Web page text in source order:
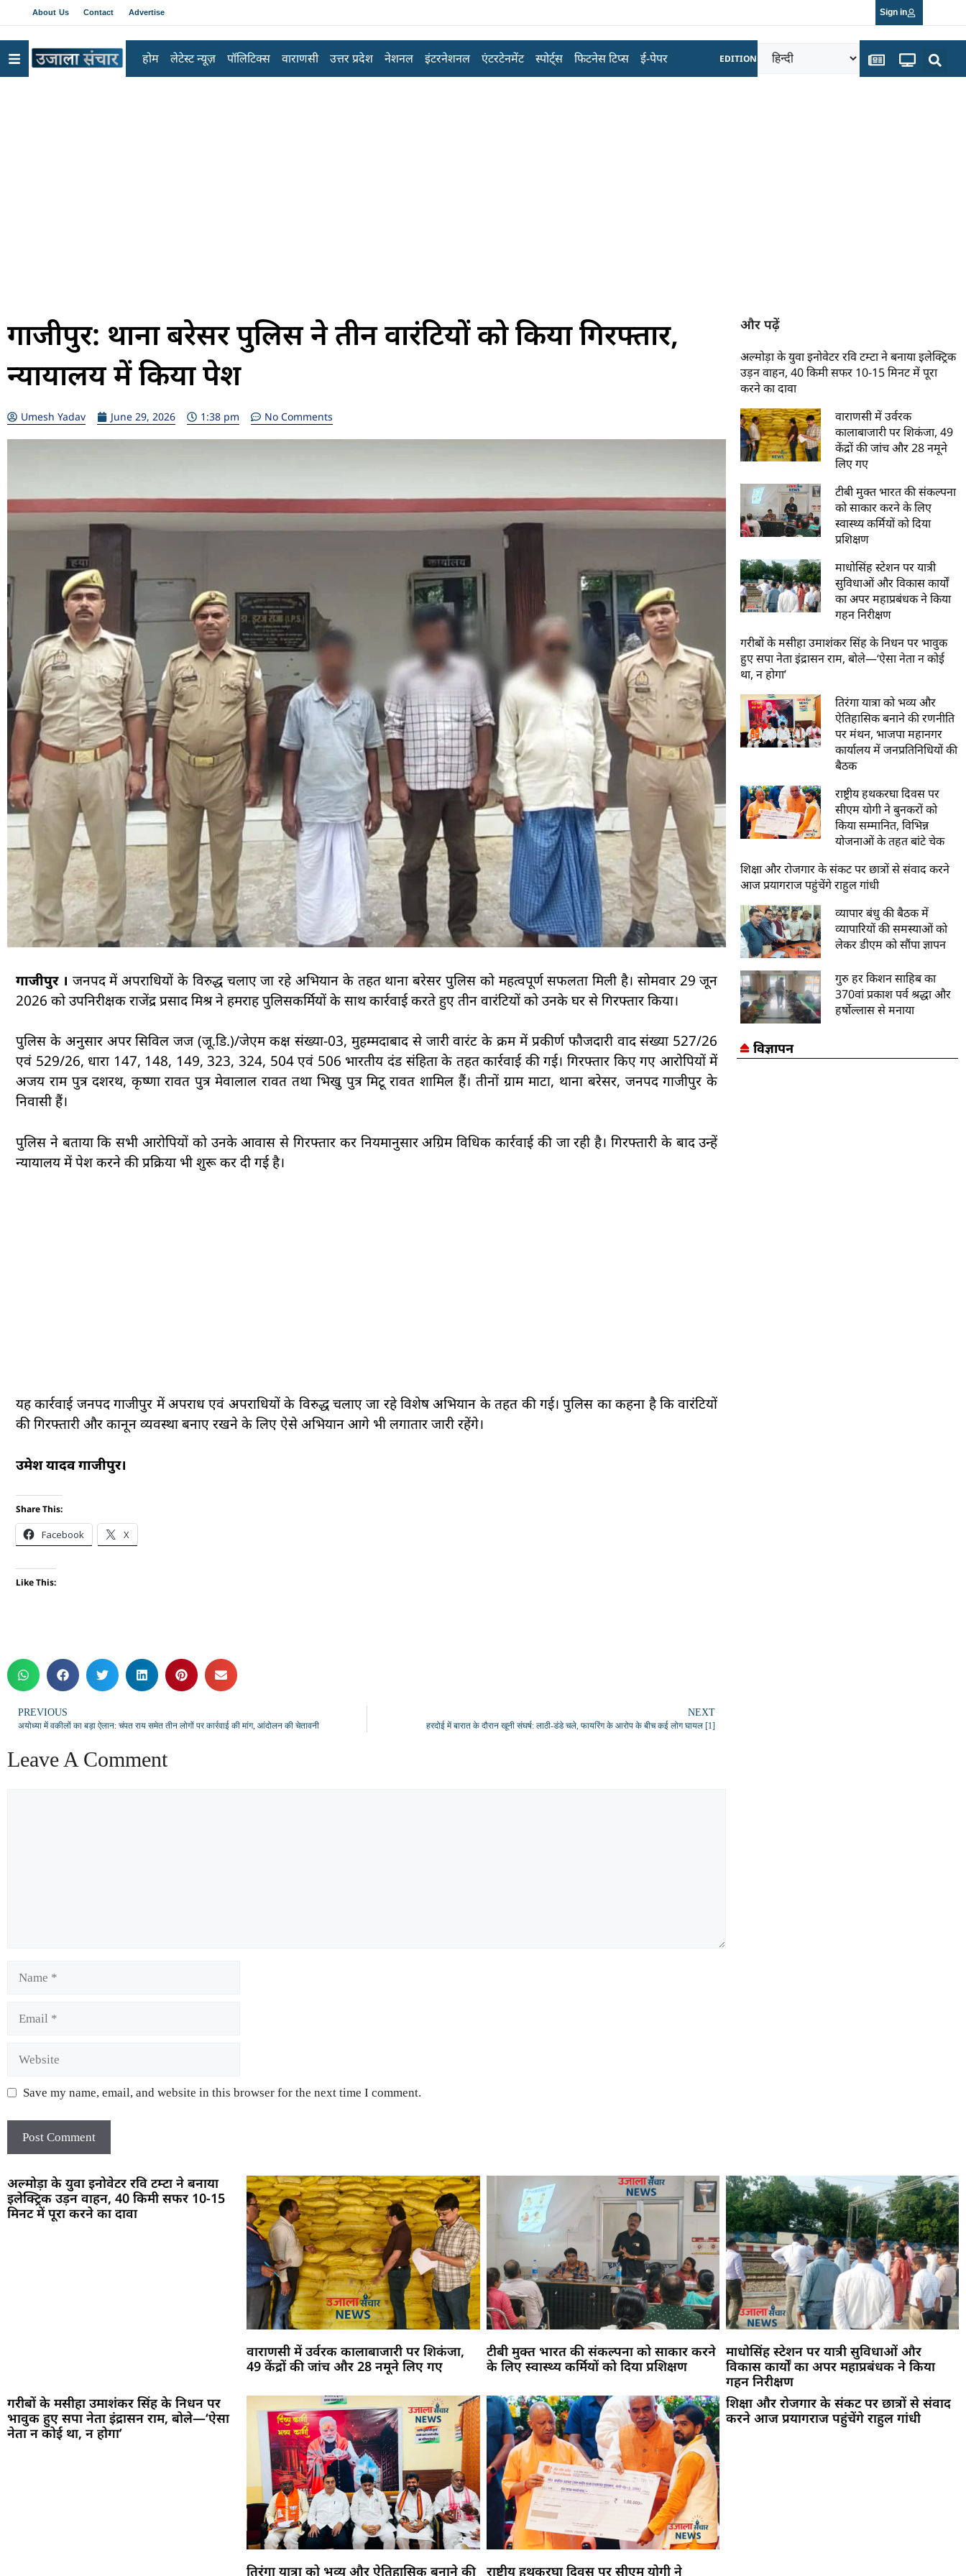
About Us Contact Advertise Sign in
होम लेटेस्ट न्यूज़ पॉलिटिक्स वाराणसी उत्तर प्रदेश नेशनल इंटरनेशनल एंटरटेनमेंट स्पोर्ट्स फिटनेस टिप्स ई-पेपर EDITION
गाजीपुर: थाना बरेसर पुलिस ने तीन वारंटियों को किया गिरफ्तार,
न्यायालय में किया पेश
Umesh Yadav June 29, 2026 1:38 pm No Comments
गाजीपुर । जनपद में अपराधियों के विरुद्ध चलाए जा रहे अभियान के तहत थाना बरेसर पुलिस को महत्वपूर्ण सफलता मिली है। सोमवार 29 जून
2026 को उपनिरीक्षक राजेंद्र प्रसाद मिश्र ने हमराह पुलिसकर्मियों के साथ कार्रवाई करते हुए तीन वारंटियों को उनके घर से गिरफ्तार किया।
पुलिस के अनुसार अपर सिविल जज (जू.डि.)/जेएम कक्ष संख्या-03, मुहम्मदाबाद से जारी वारंट के क्रम में प्रकीर्ण फौजदारी वाद संख्या 527/26
एवं 529/26, धारा 147, 148, 149, 323, 324, 504 एवं 506 भारतीय दंड संहिता के तहत कार्रवाई की गई। गिरफ्तार किए गए आरोपियों में
अजय राम पुत्र दशरथ, कृष्णा रावत पुत्र मेवालाल रावत तथा भिखु पुत्र मिटू रावत शामिल हैं। तीनों ग्राम माटा, थाना बरेसर, जनपद गाजीपुर के
निवासी हैं।
पुलिस ने बताया कि सभी आरोपियों को उनके आवास से गिरफ्तार कर नियमानुसार अग्रिम विधिक कार्रवाई की जा रही है। गिरफ्तारी के बाद उन्हें
न्यायालय में पेश करने की प्रक्रिया भी शुरू कर दी गई है।
यह कार्रवाई जनपद गाजीपुर में अपराध एवं अपराधियों के विरुद्ध चलाए जा रहे विशेष अभियान के तहत की गई। पुलिस का कहना है कि वारंटियों
की गिरफ्तारी और कानून व्यवस्था बनाए रखने के लिए ऐसे अभियान आगे भी लगातार जारी रहेंगे।
उमेश यादव गाजीपुर।
Share This:
Facebook X
Like This:
PREVIOUS
अयोध्या में वकीलों का बड़ा ऐलान: चंपत राय समेत तीन लोगों पर कार्रवाई की मांग, आंदोलन की चेतावनी
NEXT
हरदोई में बारात के दौरान खूनी संघर्ष: लाठी-डंडे चले, फायरिंग के आरोप के बीच कई लोग घायल [1]
Leave A Comment
Save my name, email, and website in this browser for the next time I comment.
और पढ़ें
अल्मोड़ा के युवा इनोवेटर रवि टम्टा ने बनाया इलेक्ट्रिक
उड़न वाहन, 40 किमी सफर 10-15 मिनट में पूरा
करने का दावा
वाराणसी में उर्वरक
कालाबाजारी पर शिकंजा, 49
केंद्रों की जांच और 28 नमूने
लिए गए
टीबी मुक्त भारत की संकल्पना
को साकार करने के लिए
स्वास्थ्य कर्मियों को दिया
प्रशिक्षण
माधोसिंह स्टेशन पर यात्री
सुविधाओं और विकास कार्यों
का अपर महाप्रबंधक ने किया
गहन निरीक्षण
गरीबों के मसीहा उमाशंकर सिंह के निधन पर भावुक
हुए सपा नेता इंद्रासन राम, बोले—‘ऐसा नेता न कोई
था, न होगा’
तिरंगा यात्रा को भव्य और
ऐतिहासिक बनाने की रणनीति
पर मंथन, भाजपा महानगर
कार्यालय में जनप्रतिनिधियों की
बैठक
राष्ट्रीय हथकरघा दिवस पर
सीएम योगी ने बुनकरों को
किया सम्मानित, विभिन्न
योजनाओं के तहत बांटे चेक
शिक्षा और रोजगार के संकट पर छात्रों से संवाद करने
आज प्रयागराज पहुंचेंगे राहुल गांधी
व्यापार बंधु की बैठक में
व्यापारियों की समस्याओं को
लेकर डीएम को सौंपा ज्ञापन
गुरु हर किशन साहिब का
370वां प्रकाश पर्व श्रद्धा और
हर्षोल्लास से मनाया
विज्ञापन
अल्मोड़ा के युवा इनोवेटर रवि टम्टा ने बनाया
इलेक्ट्रिक उड़न वाहन, 40 किमी सफर 10-15
मिनट में पूरा करने का दावा
वाराणसी में उर्वरक कालाबाजारी पर शिकंजा,
49 केंद्रों की जांच और 28 नमूने लिए गए
टीबी मुक्त भारत की संकल्पना को साकार करने
के लिए स्वास्थ्य कर्मियों को दिया प्रशिक्षण
माधोसिंह स्टेशन पर यात्री सुविधाओं और
विकास कार्यों का अपर महाप्रबंधक ने किया
गहन निरीक्षण
गरीबों के मसीहा उमाशंकर सिंह के निधन पर
भावुक हुए सपा नेता इंद्रासन राम, बोले—‘ऐसा
नेता न कोई था, न होगा’
तिरंगा यात्रा को भव्य और ऐतिहासिक बनाने की राष्ट्रीय हथकरघा दिवस पर सीएम योगी ने
शिक्षा और रोजगार के संकट पर छात्रों से संवाद
करने आज प्रयागराज पहुंचेंगे राहुल गांधी